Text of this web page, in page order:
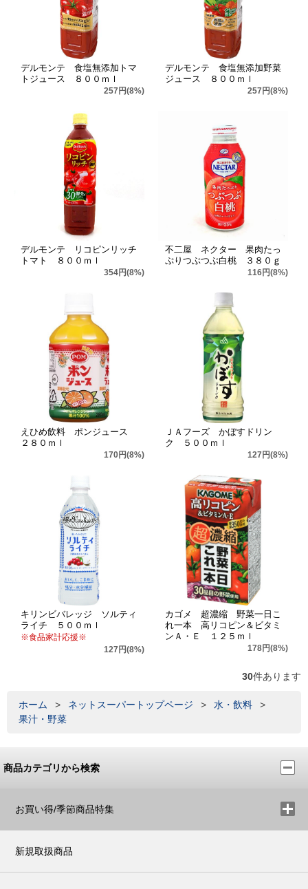
デルモンテ 食塩無添加トマ
トジュース ８００ｍｌ
257円(8%)
デルモンテ 食塩無添加野菜
ジュース ８００ｍｌ
257円(8%)
デルモンテ リコピンリッチ
トマト ８００ｍｌ
354円(8%)
不二屋 ネクター 果肉たっ
ぷりつぶつぶ白桃 ３８０ｇ
116円(8%)
えひめ飲料 ポンジュース
２８０ｍｌ
170円(8%)
ＪＡフーズ かぼすドリン
ク ５００ｍｌ
127円(8%)
キリンビバレッジ ソルティ
ライチ ５００ｍｌ
※食品家計応援※
127円(8%)
カゴメ 超濃縮 野菜一日こ
れ一本 高リコピン＆ビタミ
ンＡ・Ｅ １２５ｍｌ
178円(8%)
30件あります
ホーム > ネットスーパートップページ > 水・飲料
>
果汁・野菜
商品カテゴリから検索
お買い得/季節商品特集
新規取扱商品